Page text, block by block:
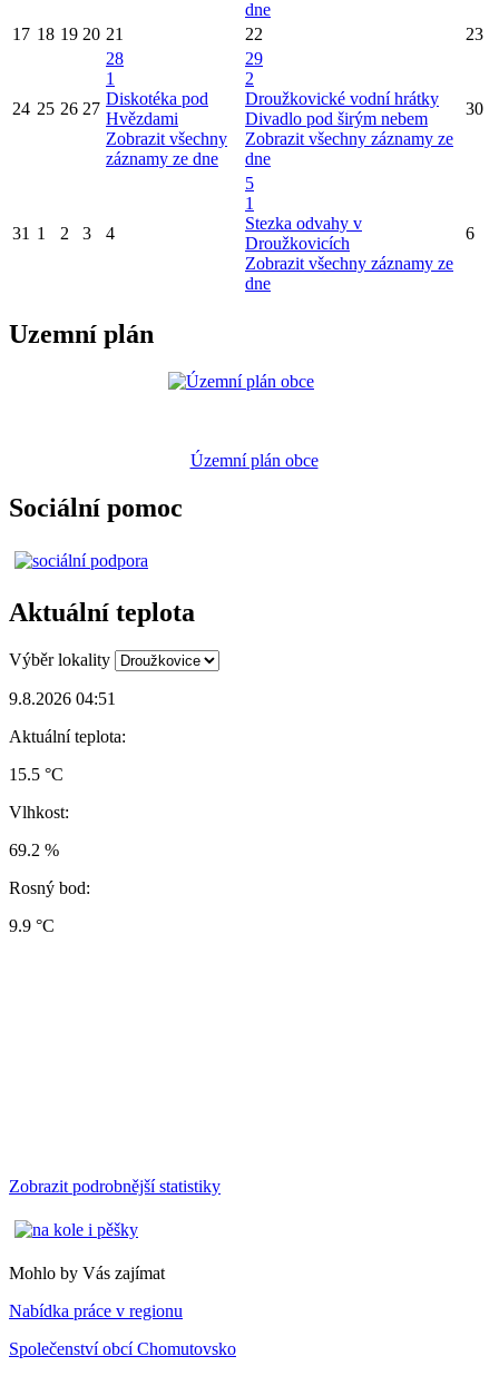
dne
17 18 19 20 21 22 23
24 25 26 27
28
1
Diskotéka pod
Hvězdami
Zobrazit všechny
záznamy ze dne
29
2
Droužkovické vodní hrátky
Divadlo pod širým nebem
Zobrazit všechny záznamy ze
dne
30
31 1 2 3 4
5
1
Stezka odvahy v
Droužkovicích
Zobrazit všechny záznamy ze
dne
6
Uzemní plán
Územní plán obce
Sociální pomoc
Aktuální teplota
Výběr lokality
9.8.2026 04:51
Aktuální teplota:
15.5 °C
Vlhkost:
69.2 %
Rosný bod:
9.9 °C
Zobrazit podrobnější statistiky
Mohlo by Vás zajímat
Nabídka práce v regionu
Společenství obcí Chomutovsko